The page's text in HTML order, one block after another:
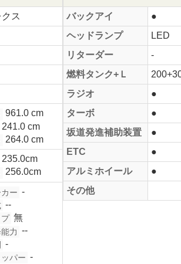
クス
961.0 cm
241.0 cm
264.0 cm
235.0cm
256.0cm
カー -
--
無
力 --
-
パー -
バックアイ
●
ヘッドランプ
LED
リターダー
-
燃料タンク+Ｌ
ラジオ
●
ターボ
●
坂道発進補助装置
●
ETC
●
アルミホイール
●
その他